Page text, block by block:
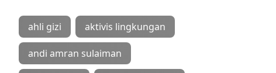
ahli gizi aktivis lingkungan
andi amran sulaiman